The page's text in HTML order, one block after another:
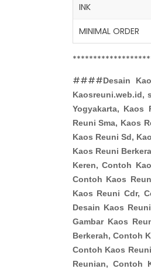
INK
MINIMAL ORDER
####Desain
Kaosreuni.web.id,
Yogyakarta,
Reuni Sma, Kaos
Kaos Reuni Sd,
Kaos Reuni
Keren, Contoh
Contoh Kaos
Kaos Reuni Cdr,
Desain Kaos
Gambar Kaos
Berkerah, Contoh
Contoh Kaos
Reunian, Contoh